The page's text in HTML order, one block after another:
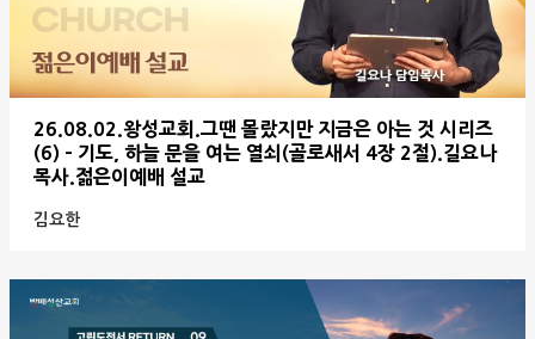
26.08.02.왕성교회.그땐 몰랐지만 지금은 아는 것 시리즈
(6) - 기도, 하늘 문을 여는 열쇠(골로새서 4장 2절).길요나
목사.젊은이예배 설교
김요한